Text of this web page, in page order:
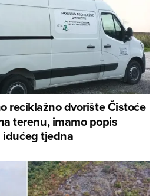
reciklažno dvorište Čistoće
terenu, imamo popis
tjedna